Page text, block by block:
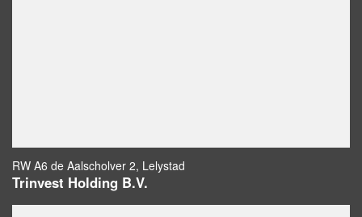
RW A6 de Aalscholver 2, Lelystad
Trinvest Holding B.V.